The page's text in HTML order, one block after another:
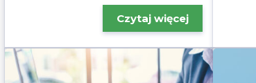
Czytaj więcej